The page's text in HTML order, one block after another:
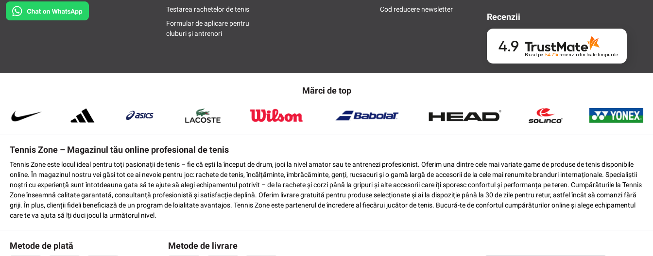
Testarea rachetelor de tenis
Formular de aplicare pentru
cluburi și antrenori
Cod reducere newsletter
Recenzii
4.9 Bazat pe 54 714recenzii din toate timpurile
Mărci de top
Tennis Zone – Magazinul tău online profesional de tenis
Tennis Zone este locul ideal pentru toți pasionații de tenis – fie că ești la început de drum, joci la nivel amator sau te antrenezi profesionist. Oferim una dintre cele mai variate game de produse de tenis disponibile
online. În magazinul nostru vei găsi tot ce ai nevoie pentru joc: rachete de tenis, încălțăminte, îmbrăcăminte, genți, rucsacuri și o gamă largă de accesorii de la cele mai renumite branduri internaționale. Specialiștii
noștri cu experiență sunt întotdeauna gata să te ajute să alegi echipamentul potrivit – de la rachete și corzi până la gripuri și alte accesorii care îți sporesc confortul și performanța pe teren. Cumpărăturile la Tennis
Zone înseamnă calitate garantată, consultanță profesionistă și satisfacție deplină. Oferim livrare gratuită pentru produse selecționate și ai la dispoziție până la 30 de zile pentru retur, astfel încât să comanzi fără
griji. În plus, clienții fideli beneficiază de un program de loialitate avantajos. Tennis Zone este partenerul de încredere al fiecărui jucător de tenis. Bucură-te de confortul cumpărăturilor online și alege echipamentul
care te va ajuta să îți duci jocul la următorul nivel.
Metode de plată Metode de livrare